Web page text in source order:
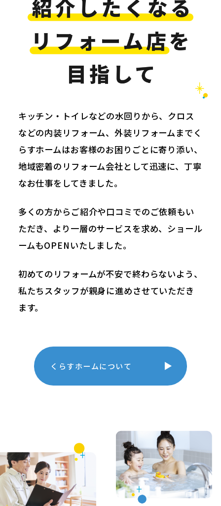
キッチン・トイレなどの水回りから、 クロス
などの内装リフォーム、外装リフォームまで く
らすホームはお客様のお困りごとに寄り添い、
地域密着のリフォーム会社として迅速に、丁寧
なお仕事をしてきました。
多くの方からご紹介や口コミでのご依頼もい
ただき、 より一層のサービスを求め、ショール
ームもOPENいたしました。
初めてのリフォームが不安で終わらないよう、
私たちスタッフが親身に進めさせていただき
ます。
くらすホームについて